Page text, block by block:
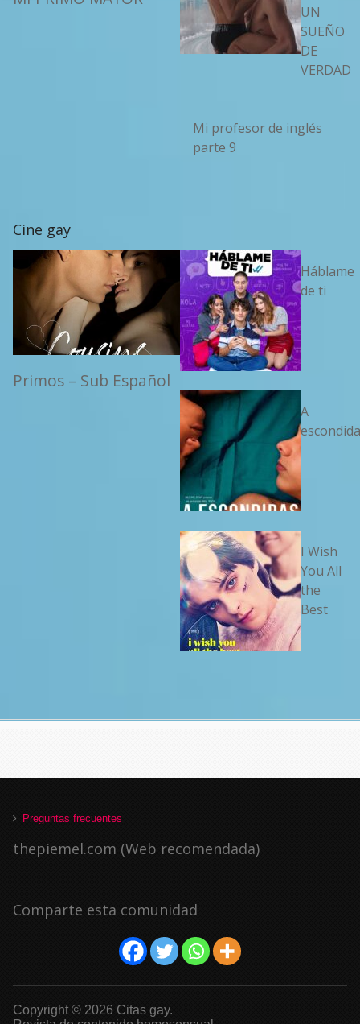
UN
SUEÑO
DE
VERDAD
Mi profesor de inglés
parte 9
Cine gay
Primos – Sub Español
Háblame
de ti
A
I Wish
You All
the
Best
Preguntas frecuentes
thepiemel.com (Web recomendada)
Comparte esta comunidad
Copyright © 2026 Citas gay.